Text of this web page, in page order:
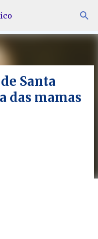
principal
Santa
das mamas